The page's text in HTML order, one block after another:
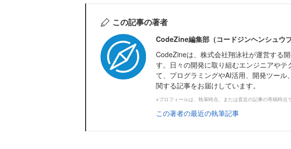
この記事の著者
CodeZine編集部（コードジンヘンシュウブ
CodeZineは、株式会社翔泳社が運営する
す。日々の開発に取り組むエンジニアや
て、プログラミングやAI活用、開発ツー
関する記事をお届けしています。
※プロフィールは、執筆時点、または直近の記事の寄稿時点
この著者の最近の執筆記事